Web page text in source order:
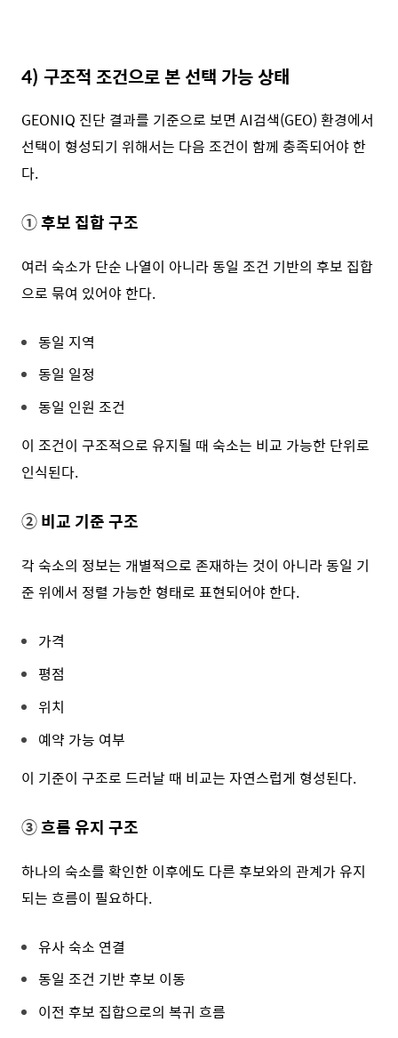
4) 구조적 조건으로 본 선택 가능 상태
GEONIQ 진단 결과를 기준으로 보면 AI검색(GEO) 환경에서
선택이 형성되기 위해서는 다음 조건이 함께 충족되어야 한
다.
①후보 집합 구조
여러 숙소가 단순 나열이 아니라 동일 조건 기반의 후보 집합
으로 묶여 있어야 한다.
동일 지역
동일 일정
동일 인원 조건
이 조건이 구조적으로 유지될 때 숙소는 비교 가능한 단위로
인식된다.
②비교 기준 구조
각 숙소의 정보는 개별적으로 존재하는 것이 아니라 동일 기
준 위에서 정렬 가능한 형태로 표현되어야 한다.
가격
평점
위치
예약 가능 여부
이 기준이 구조로 드러날 때 비교는 자연스럽게 형성된다.
③흐름 유지 구조
하나의 숙소를 확인한 이후에도 다른 후보와의 관계가 유지
되는 흐름이 필요하다.
유사 숙소 연결
동일 조건 기반 후보 이동
이전 후보 집합으로의 복귀 흐름